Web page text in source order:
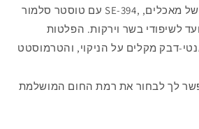
עם טוסטר סלמור SE-394, תוכלו להכין מגוון רחב של מאכלים,
לשיפודי בשר וירקות. הפלטות
דבק מקלים על הניקוי, והטרמוסטט
לך לבחור את רמת החום המושלמת